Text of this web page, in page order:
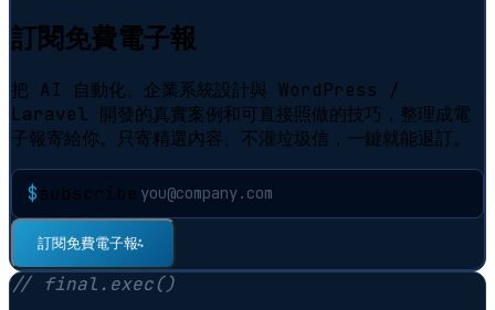
訂閱免費電子報
把 AI 自動化、企業系統設計與 WordPress /
Laravel 開發的真實案例和可直接照做的技巧，整理成電
子報寄給你。只寄精選內容、不灌垃圾信，一鍵就能退訂。
$subscribe
訂閱免費電子報⠋
// final.exec()